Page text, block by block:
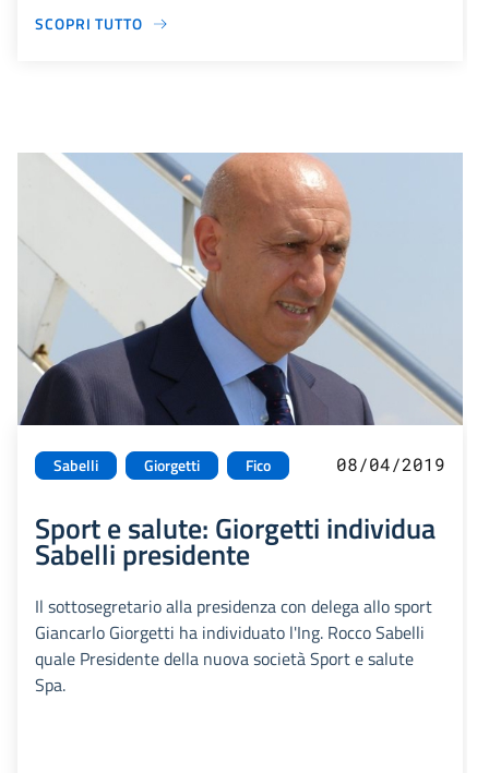
SCOPRI TUTTO
Sabelli Giorgetti Fico 08/04/2019
Sport e salute: Giorgetti individua
Sabelli presidente
Il sottosegretario alla presidenza con delega allo sport
Giancarlo Giorgetti ha individuato l'Ing. Rocco Sabelli
quale Presidente della nuova società Sport e salute
Spa.